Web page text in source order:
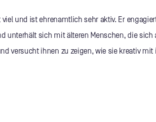
und ist ehrenamtlich sehr aktiv. Er
unterhält sich mit älteren Menschen, die sich
versucht ihnen zu zeigen, wie sie kreativ mit